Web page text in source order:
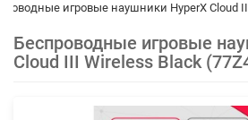
игровые наушники HyperX Cloud
Беспроводные игровые
Cloud III Wireless Black